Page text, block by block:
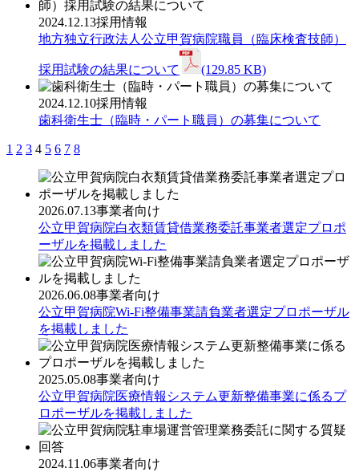
2024.12.13採用情報
地方独立行政法人公立甲賀病院職員（臨床検査技師）
採用試験の結果について (129.85 KB)
2024.12.10採用情報
歯科衛生士（臨時・パート職員）の募集について
1 2 3 4 5 6 7 8
2026.07.13事業者向け
公立甲賀病院白衣類賃貸借業務委託事業者選定プロポ
ーザルを掲載しました
2026.06.08事業者向け
公立甲賀病院Wi-Fi整備事業請負業者選定プロポーザル
を掲載しました
2025.05.08事業者向け
公立甲賀病院医療情報システム更新整備事業に係るプ
ロポーザルを掲載しました
2024.11.06事業者向け